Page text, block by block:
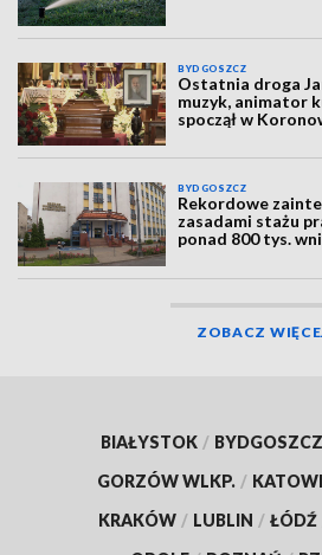
BYDGOSZCZ
Ostatnia droga
muzyk, animator
spoczął w
BYDGOSZCZ
Rekordowe
zasadami stażu
ponad 800 tys.
ZOBACZ
BIAŁYSTOK / BYDGOSZCZ
GORZÓW WLKP. /
KRAKÓW / LUBLIN / ŁÓDŹ